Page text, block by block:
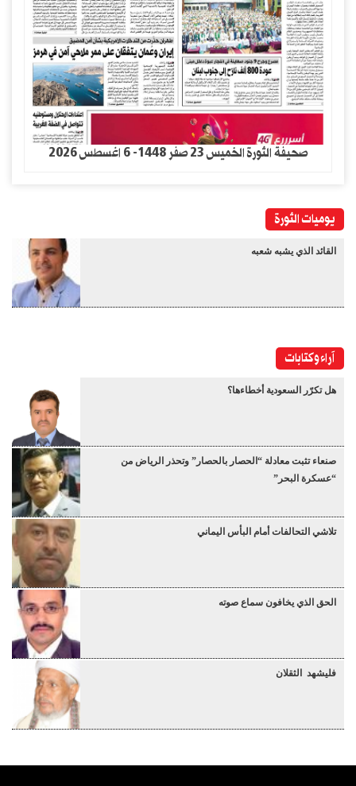
صحيفة الثورة الخميس 23 صفر 1448- 6 اغسطس 2026
يوميات الثورة
القائد الذي يشبه شعبه
آراء وكتابات
هل تكرّر السعودية أخطاءها؟
صنعاء تثبت معادلة “الحصار بالحصار” وتحذر الرياض من
“عسكرة البحر”
تلاشي التحالفات أمام البأس اليماني
الحق الذي يخافون سماع صوته
فليشهد الثقلان